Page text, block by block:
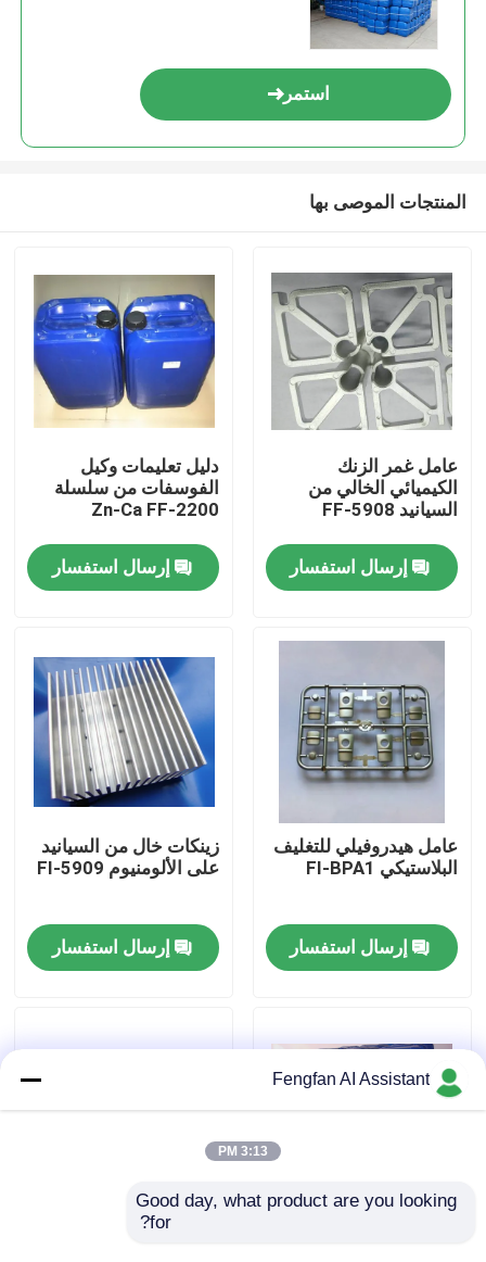
منتجات
فيديوهات
معلومات عنا
ضبط الجودة
اتصل بنا
أخبار
استمر
المنتجات الموصى بها
عامل غمر الزنك
الكيميائي الخالي من
السيانيد FF-5908
إرسال استفسار
دليل تعليمات وكيل
الفوسفات من سلسلة
Zn-Ca FF-2200
إرسال استفسار
عامل هيدروفيلي للتغليف
البلاستيكي FI-BPA1
إرسال استفسار
زينكات خال من السيانيد
على الألومنيوم FI-5909
إرسال استفسار
898A المعالجة المسبقة
Fengfan AI Assistant
3:13 PM
Good day, what product are you looking
for?